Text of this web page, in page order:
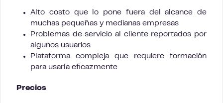
Alto costo que lo pone fuera del alcance de
muchas pequeñas y medianas empresas
Problemas de servicio al cliente reportados por
algunos usuarios
Plataforma compleja que requiere formación
para usarla eficazmente
Precios